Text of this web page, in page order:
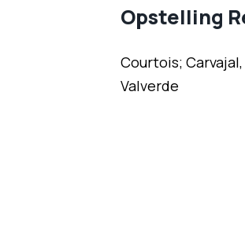
Opstelling
Courtois;
Valverde